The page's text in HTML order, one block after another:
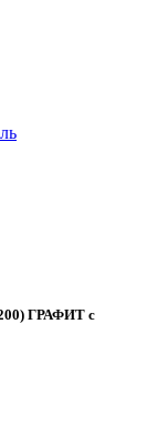
ГРАФИТ с